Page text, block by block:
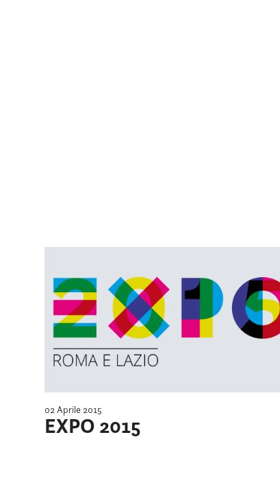
02 Aprile 2015
EXPO 2015